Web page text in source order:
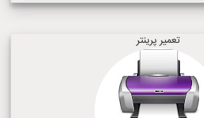
تعمیر پرینتر